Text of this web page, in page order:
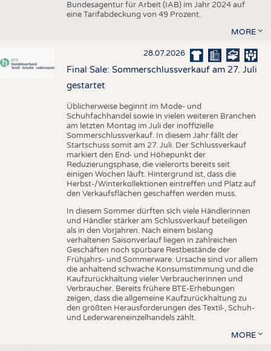
Bundesagentur für Arbeit (IAB) im Jahr 2024 auf
eine Tarifabdeckung von 49 Prozent.
MORE
28.07.2026
Final Sale: Sommerschlussverkauf am 27. Juli
gestartet
Üblicherweise beginnt im Mode- und
Schuhfachhandel sowie in vielen weiteren Branchen
am letzten Montag im Juli der inoffizielle
Sommerschlussverkauf. In diesem Jahr fällt der
Startschuss somit am 27. Juli. Der Schlussverkauf
markiert den End- und Höhepunkt der
Reduzierungsphase, die vielerorts bereits seit
einigen Wochen läuft. Hintergrund ist, dass die
Herbst-/Winterkollektionen eintreffen und Platz auf
den Verkaufsflächen geschaffen werden muss.
In diesem Sommer dürften sich viele Händlerinnen
und Händler stärker am Schlussverkauf beteiligen
als in den Vorjahren. Nach einem bislang
verhaltenen Saisonverlauf liegen in zahlreichen
Geschäften noch spürbare Restbestände der
Frühjahrs- und Sommerware. Ursache sind vor allem
die anhaltend schwache Konsumstimmung und die
Kaufzurückhaltung vieler Verbraucherinnen und
Verbraucher. Bereits frühere BTE-Erhebungen
zeigen, dass die allgemeine Kaufzurückhaltung zu
den größten Herausforderungen des Textil-, Schuh-
und Lederwareneinzelhandels zählt.
MORE